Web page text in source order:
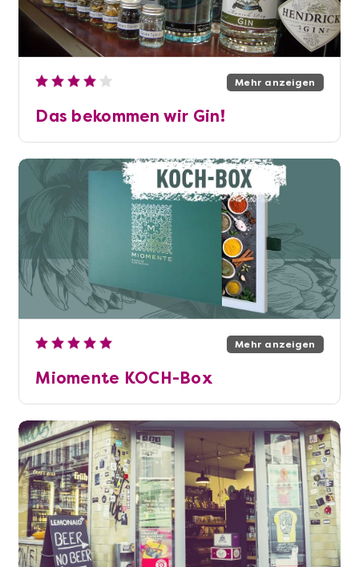
Mehr anzeigen
Das bekommen wir Gin!
Mehr anzeigen
Miomente KOCH-Box